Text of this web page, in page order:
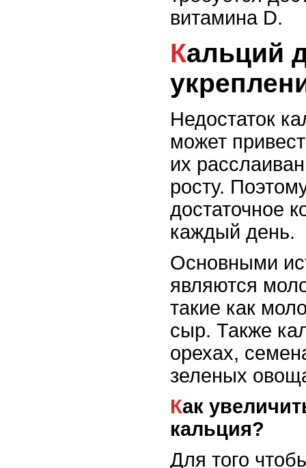
витамина D.
Кальций для
Недостаток
может
их
росту.
достаточное
каждый день.
Основными
являются
такие как
сыр. Также
орехах,
зеленых
Как увеличить потребление
кальция?
Для того